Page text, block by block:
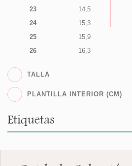
23
14,5
24
15,3
25
15,9
26
16,3
TALLA
PLANTILLA INTERIOR (CM)
Etiquetas